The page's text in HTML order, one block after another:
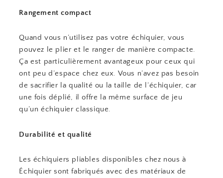
Rangement compact
Quand vous n’utilisez pas votre échiquier, vous
pouvez le plier et le ranger de manière compacte.
Ça est particulièrement avantageux pour ceux qui
ont peu d’espace chez eux. Vous n’avez pas besoin
de sacrifier la qualité ou la taille de l’échiquier, car
une fois déplié, il offre la même surface de jeu
qu’un échiquier classique.
Durabilité et qualité
Les échiquiers pliables disponibles chez nous à
Échiquier sont fabriqués avec des matériaux de